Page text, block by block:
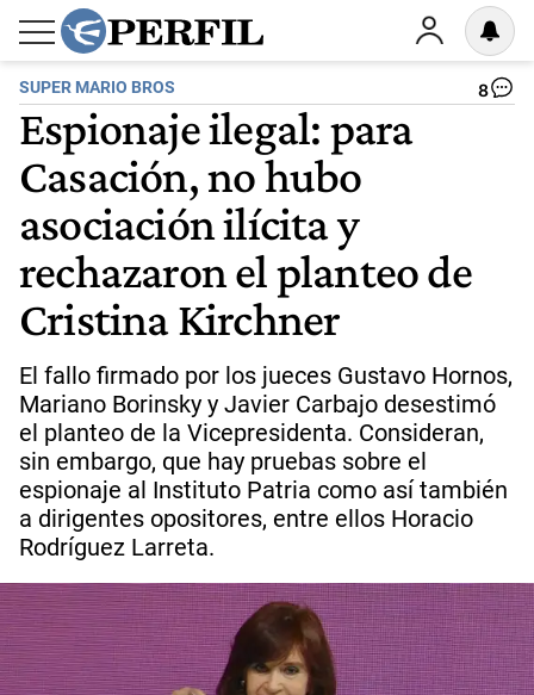
SUPER MARIO BROS 8
Espionaje ilegal: para
Casación, no hubo
asociación ilícita y
rechazaron el planteo de
Cristina Kirchner
El fallo firmado por los jueces Gustavo Hornos,
Mariano Borinsky y Javier Carbajo desestimó
el planteo de la Vicepresidenta. Consideran,
sin embargo, que hay pruebas sobre el
espionaje al Instituto Patria como así también
a dirigentes opositores, entre ellos Horacio
Rodríguez Larreta.